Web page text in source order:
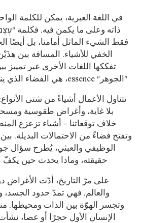
في اللغة العبرية، يمكن للكلمة
ذاته وعلى ما يكمن فيه. فكلمة
فقط الشيء الماثل أمامنا، بل أيضًا
الخفي للأشياء. المسافة بين
"الجوهر" essence، هي الفضاء الذي ينشغل فيه هذا المعرض.
تتناول الأعمال أشياءً من شتى
بلا غاية، وأغراض طقوسية
خلاف توقعاتنا – أشياء تزعزع
وتفتح فضاءً من الاحتمالات البديلة.
الوظيفي والعبثي، يُطرح سؤال
حقيقته، وماذا يحدث حين يكفّ
على مرّ التاريخ، أدّت الأغراض
والعالم. فهي تمدّ حدود الجسد،
وتجسر الهوّة بين الذات ومحيطها.
الإنسان الأول حجرًا أو عصا،